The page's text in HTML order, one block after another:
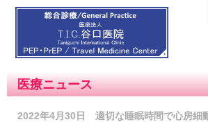
医療ニュース
2022年4月30日 適切な睡眠時間で心房細